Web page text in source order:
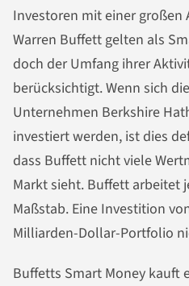
Investoren mit einer großen
Warren Buffett gelten als
doch der Umfang ihrer
berücksichtigt. Wenn sich
Unternehmen Berkshire
investiert werden, ist dies
dass Buffett nicht viele
Markt sieht. Buffett arbeitet
Maßstab. Eine Investition
Milliarden-Dollar-Portfolio
Buffetts Smart Money kauft